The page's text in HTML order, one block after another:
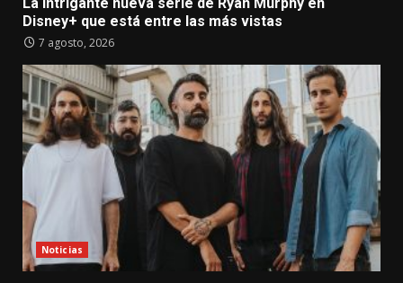
Disney+ que está entre las más vistas
7 agosto, 2026
Noticias